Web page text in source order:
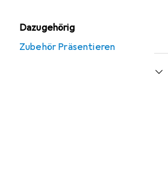
Dazugehörig
Zubehör Präsentieren